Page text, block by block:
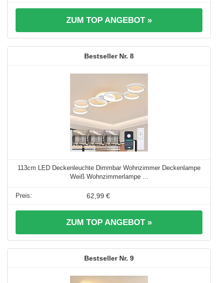
ZUM TOP ANGEBOT »
8
113cm LED Deckenleuchte Dimmbar Wohnzimmer Deckenlampe
Weiß Wohnzimmerlampe ...
62,99 €
ZUM TOP ANGEBOT »
9